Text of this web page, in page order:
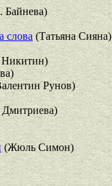
слова(Татьяна Сияна)
Рунов)
(Жюль Симон)